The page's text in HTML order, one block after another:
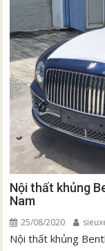
Nội thất khủng
Nam
25/08/2020
Nội thất khủng